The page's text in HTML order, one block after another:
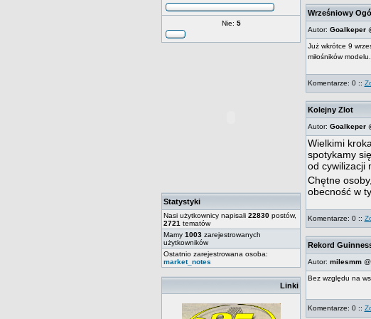
Nie: 5
Statystyki
Nasi użytkownicy napisali 22830 postów,
2721 tematów
Mamy 1003 zarejestrowanych
użytkowników
Ostatnio zarejestrowana osoba:
market_notes
Linki
Wrześniowy
Autor: Goalkeper
Już wkrótce 9
miłośników
Komentarze: 0 ::
Kolejny Zlot
Autor: Goalkeper
Wielkimi
spotykamy
od cywilizacji
Chętne
obecność w
Komentarze: 0 ::
Rekord
Autor: milesmm@
Bez względu na
Komentarze: 0 ::